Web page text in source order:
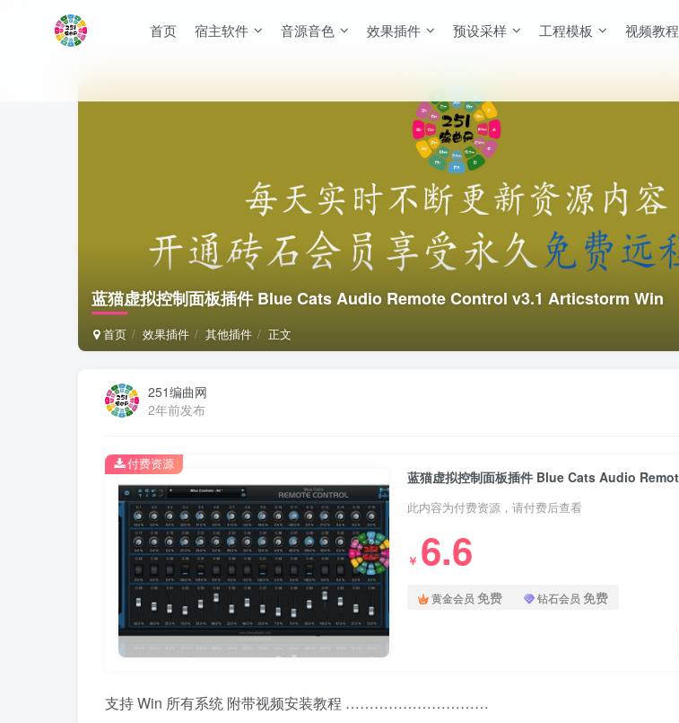
首页 宿主软件 音源音色 效果插件 预设采样 工程模板 视频教程
蓝猫虚拟控制面板插件 Blue Cats Audio Remote Control v3.1 Articstorm Win
首页 效果插件 其他插件 正文
251编曲网
2年前发布
此内容为付费资源，请付费后查看
￥ 6.6
黄金会员 免费 钻石会员 免费
付费资源
支持 Win 所有系统 附带视频安装教程 …………………………